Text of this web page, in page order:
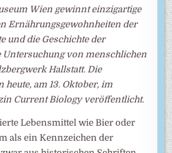
Wien gewinnt einzigartige
Ernährungsgewohnheiten der
und die Geschichte der
von menschlichen
Hallstatt. Die
am 13. Oktober, im
Current Biology veröffentlicht.
Lebensmittel wie Bier oder
als ein Kennzeichen der